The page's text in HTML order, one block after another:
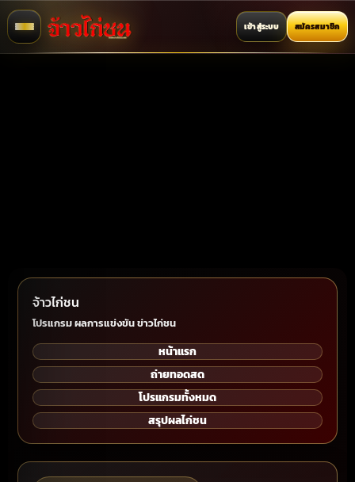
เข้าสู่ระบบ สมัครสมาชิก
จ้าวไก่ชน
โปรแกรม ผลการแข่งขัน ข่าวไก่ชน
หน้าแรก
ถ่ายทอดสด
โปรแกรมทั้งหมด
สรุปผลไก่ชน